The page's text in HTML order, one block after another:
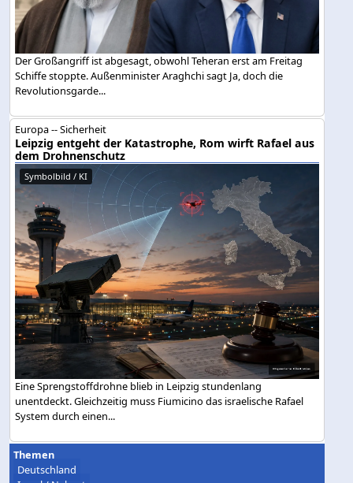
Der Großangriff ist abgesagt, obwohl Teheran erst am Freitag
Schiffe stoppte. Außenminister Araghchi sagt Ja, doch die
Revolutionsgarde...
Europa -- Sicherheit
Leipzig entgeht der Katastrophe, Rom wirft Rafael aus
dem Drohnenschutz
Symbolbild / KI
Eine Sprengstoffdrohne blieb in Leipzig stundenlang
unentdeckt. Gleichzeitig muss Fiumicino das israelische Rafael
System durch einen...
Themen
Deutschland